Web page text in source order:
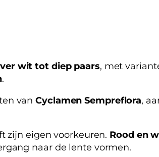
wit tot diep paars, met
.
vanCyclamen Sempreflora,
zijn eigen voorkeuren. Rood en
naar de lente vormen.